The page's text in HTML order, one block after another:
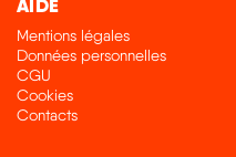
AIDE
Mentions légales
Données personnelles
CGU
Cookies
Contacts